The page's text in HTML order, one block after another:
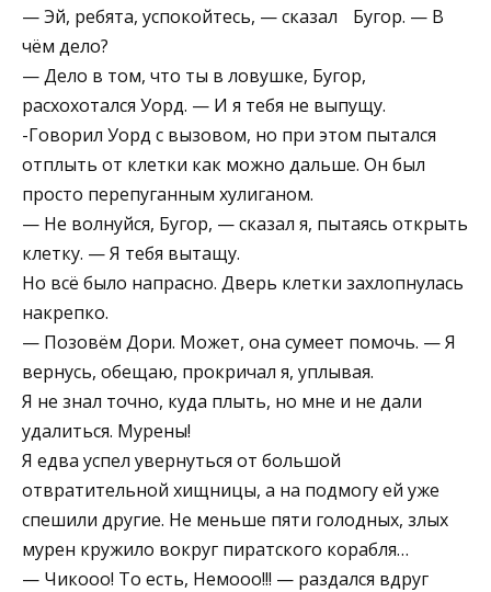
— Эй, ребята, успокойтесь, — сказал Бугор. — В
чём дело?
— Дело в том, что ты в ловушке, Бугор,
расхохотался Уорд. — И я тебя не выпущу.
-Говорил Уорд с вызовом, но при этом пытался
отплыть от клетки как можно дальше. Он был
просто перепуганным хулиганом.
— Не волнуйся, Бугор, — сказал я, пытаясь открыть
клетку. — Я тебя вытащу.
Но всё было напрасно. Дверь клетки захлопнулась
накрепко.
— Позовём Дори. Может, она сумеет помочь. — Я
вернусь, обещаю, прокричал я, уплывая.
Я не знал точно, куда плыть, но мне и не дали
удалиться. Мурены!
Я едва успел увернуться от большой
отвратительной хищницы, а на подмогу ей уже
спешили другие. Не меньше пяти голодных, злых
мурен кружило вокруг пиратского корабля…
— Чикооо! То есть, Немооо!!! — раздался вдруг